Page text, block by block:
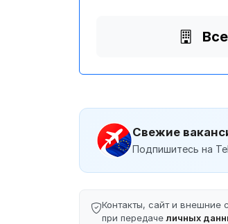
Свежие
Подпишитесь на
Контакты, сайт и внешние
при передачеличных